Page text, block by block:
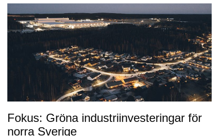
Fokus: Gröna industriinvesteringar för
norra Sverige